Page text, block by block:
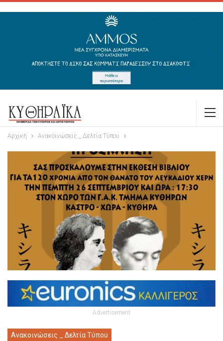
Αρχική Ανακοινώσεις _ Δελτία Τύπου
Advertisement
Ανακοινώσεις _ Δελτία Τύπου